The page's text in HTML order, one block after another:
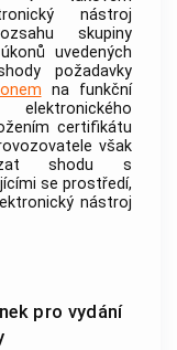
nástroj
skupiny
uvedených
požadavky
na funkční
elektronického
certifikátu
však
shodu s
se prostředí,
nástroj
pro vydání